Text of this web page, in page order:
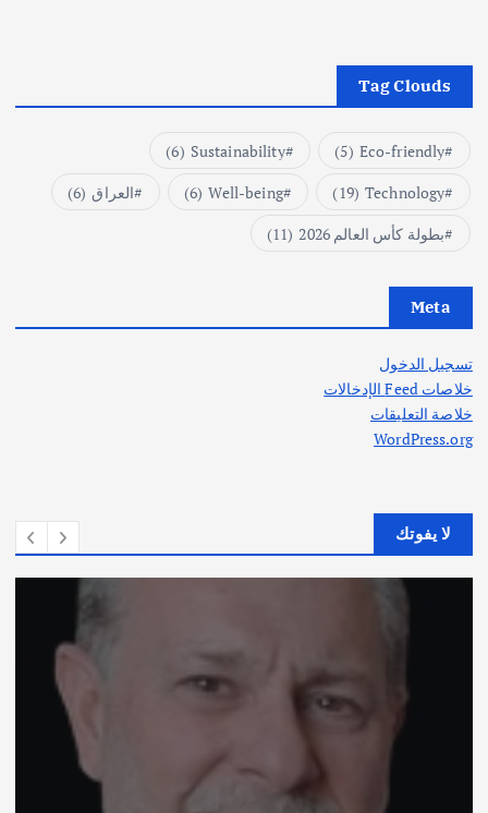
Tag Clouds
Eco-friendly
(5)
Sustainability
(6)
Technology
(19)
Well-being
(6) العراق (6)
بطولة كأس العالم 2026
(11)
Meta
تسجيل الدخول
خلاصات Feed الإدخالات
خلاصة التعليقات
WordPress.org
لا يفوتك